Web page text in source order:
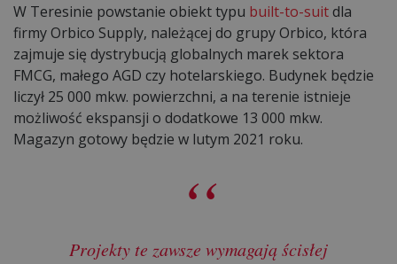
W Teresinie powstanie obiekt typu built-to-suitdla
firmy Orbico Supply, należącej do grupy Orbico, która
zajmuje się dystrybucją globalnych marek sektora
FMCG, małego AGD czy hotelarskiego. Budynek będzie
liczył 25 000 mkw. powierzchni, a na terenie istnieje
możliwość ekspansji o dodatkowe 13 000 mkw.
Magazyn gotowy będzie w lutym 2021 roku.
Projekty te zawsze wymagają ścisłej